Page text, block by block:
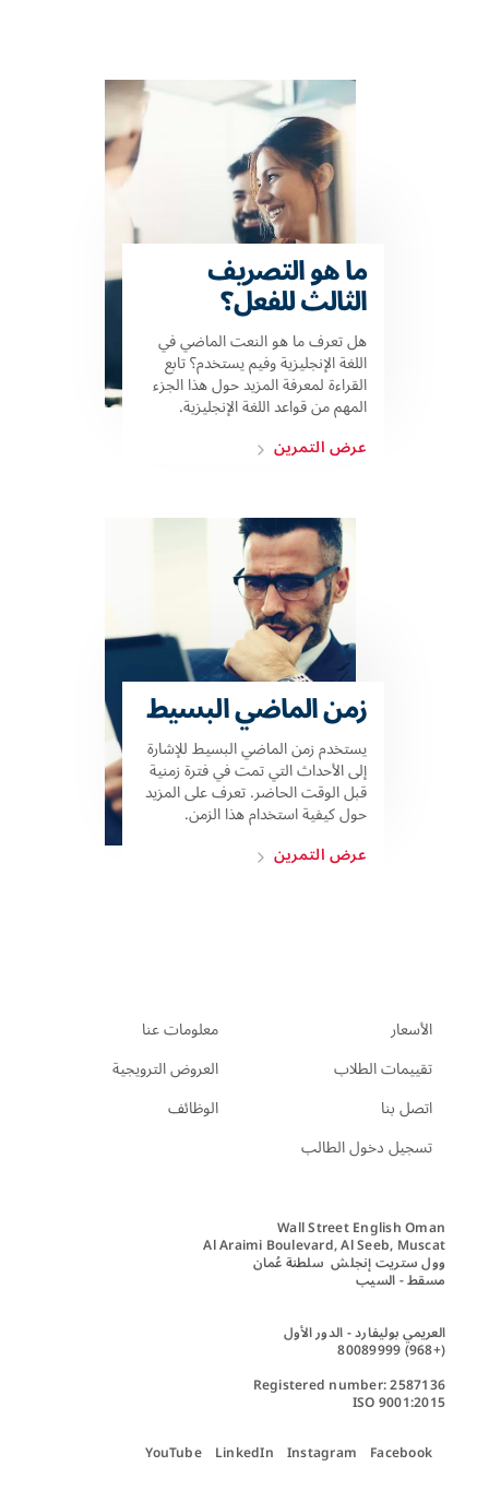
ما هو التصريف
الثالث للفعل؟
هل تعرف ما هو النعت الماضي في
اللغة الإنجليزية وفيم يستخدم؟ تابع
القراءة لمعرفة المزيد حول هذا الجزء
المهم من قواعد اللغة الإنجليزية.
عرض التمرين
زمن الماضي البسيط
يستخدم زمن الماضي البسيط للإشارة
إلى الأحداث التي تمت في فترة زمنية
قبل الوقت الحاضر. تعرف على المزيد
حول كيفية استخدام هذا الزمن.
عرض التمرين
الأسعار
تقييمات الطلاب
اتصل بنا
تسجيل دخول الطالب
معلومات عنا
العروض الترويجية
الوظائف
Wall Street English Oman
Al Araimi Boulevard, Al Seeb, Muscat
مسقط - السيب
(+968) 80089999
ISO 9001:2015
Facebook
Instagram
LinkedIn
YouTube